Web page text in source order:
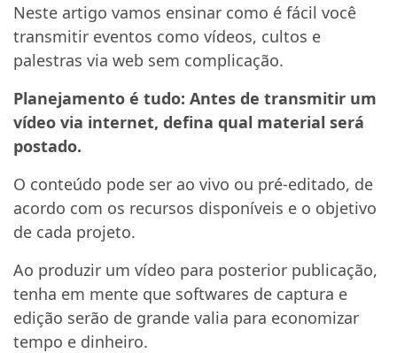
Neste artigo vamos ensinar como é fácil você
transmitir eventos como vídeos, cultos e
palestras via web sem complicação.
Planejamento é tudo: Antes de transmitir um
vídeo via internet, defina qual material será
postado.
O conteúdo pode ser ao vivo ou pré-editado, de
acordo com os recursos disponíveis e o objetivo
de cada projeto.
Ao produzir um vídeo para posterior publicação,
tenha em mente que softwares de captura e
edição serão de grande valia para economizar
tempo e dinheiro.